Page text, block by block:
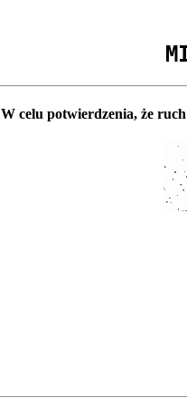
W celu potwierdzenia, że